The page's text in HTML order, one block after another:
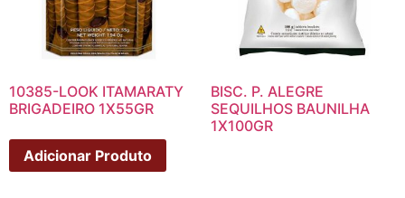
10385-LOOK ITAMARATY
BRIGADEIRO 1X55GR
Adicionar Produto
BISC. P. ALEGRE
SEQUILHOS BAUNILHA
1X100GR